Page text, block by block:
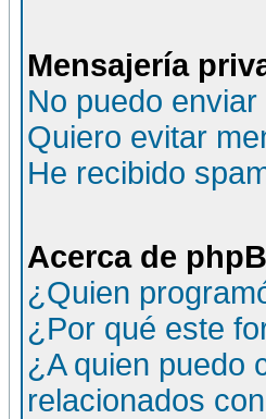
Mensajería
No puedo
Quiero evitar
He recibido
Acerca de
¿Quien
¿Por qué este
¿A quien puedo
relacionados